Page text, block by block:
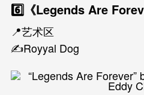
6️⃣《Legends Are
📍艺术区
✍️Royyal Dog